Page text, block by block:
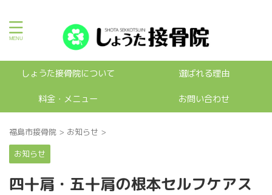
しょうた接骨院について 選ばれる理由
料金・メニュー お問い合わせ
福島市接骨院 > お知らせ >
お知らせ
四十肩・五十肩の根本セルフケアス